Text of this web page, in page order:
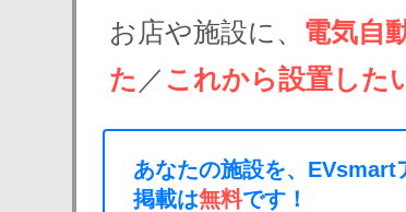
お店や施設に、 電気自
た ／ これから設置した
あなたの施設を、EVsmart
掲載は無料です！